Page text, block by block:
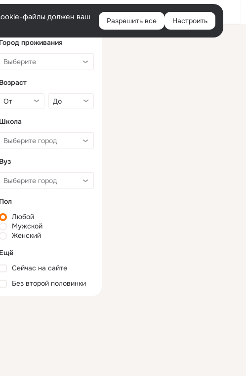
Войти
файлы должен ваш
Разрешить все Настроить
Город проживания
Возраст
Школа
Вуз
Пол
Любой
Мужской
Женский
Ещё
Сейчас на сайте
Без второй половинки